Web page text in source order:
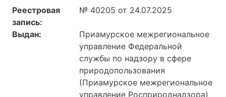
Реестровая
запись:
№ 40205 от 24.07.2025
Выдан:
Приамурское межрегиональное
управление Федеральной
службы по надзору в сфере
природопользования
(Приамурское межрегиональное
управление Росприроднадзора)